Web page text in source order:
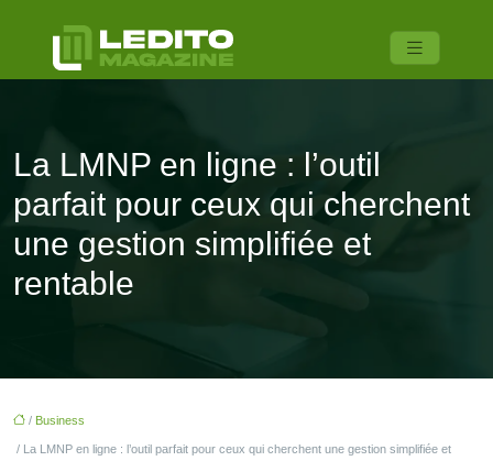
La LMNP en ligne : l’outil
parfait pour ceux qui cherchent
une gestion simplifiée et
rentable
/ Business
/ La LMNP en ligne : l’outil parfait pour ceux qui cherchent une gestion simplifiée et